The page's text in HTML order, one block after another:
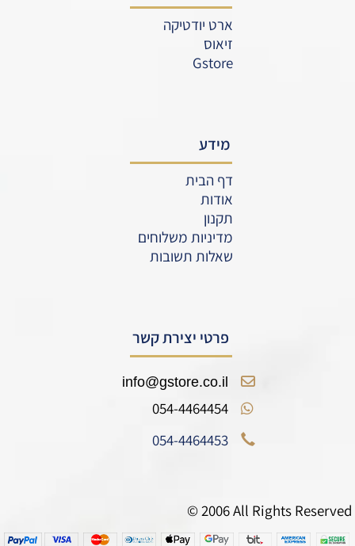
ארט יודטיקה
זיאוס
Gstore
מידע
דף הבית
אודות
תקנון
מדיניות משלוחים
שאלות תשובות
פרטי יצירת קשר
info@gstore.co.il
054-4464454
054-4464453
© 2006 All Rights Reserved